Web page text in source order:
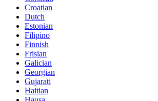
Croatian
Dutch
Estonian
Filipino
Finnish
Frisian
Galician
Georgian
Gujarati
Haitian